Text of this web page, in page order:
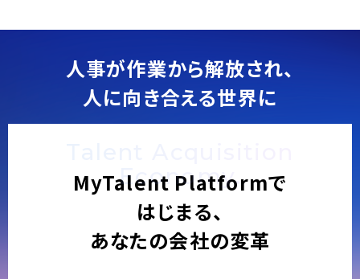
人事が作業から解放され、
人に向き合える世界に
Economy.
MyTalent Platformで
はじまる、
あなたの会社の変革